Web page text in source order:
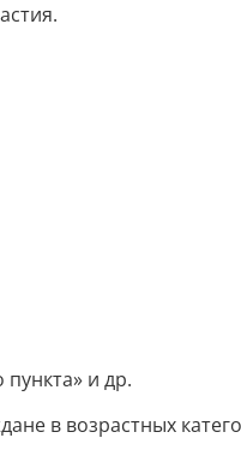
пункта» и др.
в возрастных